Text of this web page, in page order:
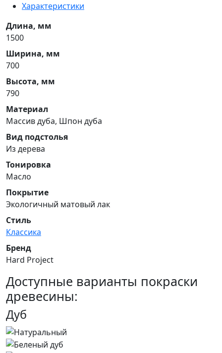
Характеристики
Длина, мм
1500
Ширина, мм
700
Высота, мм
790
Материал
Массив дуба, Шпон дуба
Вид подстолья
Из дерева
Тонировка
Масло
Покрытие
Экологичный матовый лак
Стиль
Классика
Бренд
Hard Project
Доступные варианты покраски
древесины:
Дуб